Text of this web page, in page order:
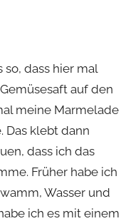
so, dass hier mal
auf den
meine Marmelade
Das klebt dann
dass ich das
Früher habe ich
Wasser und
ich es mit einem